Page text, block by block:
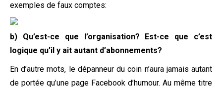
exemples de faux comptes:
b) Qu’est-ce que l’organisation? Est-ce que c’est
logique qu’il y ait autant d’abonnements?
En d’autre mots, le dépanneur du coin n’aura jamais autant
de portée qu’une page Facebook d’humour. Au même titre